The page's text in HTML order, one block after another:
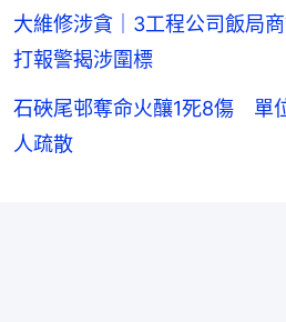
大維修涉貪｜3工程公司飯局
打報警揭涉圍標
石硤尾邨奪命火釀1死8傷
人疏散